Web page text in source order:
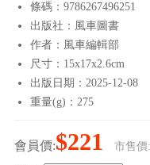
條碼：9786267496251
出版社：風車圖書
作者：風車編輯部
尺寸：15x17x2.6cm
出版日期：2025-12-08
重量(g)：275
會員價:$221 市售價